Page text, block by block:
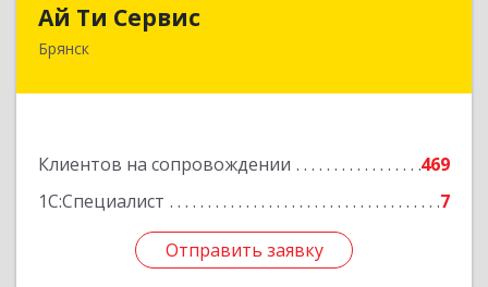
Ай Ти Сервис
Брянск
Клиентов на сопровождении
469
1С:Специалист
7
Отправить заявку
Отправить заявку